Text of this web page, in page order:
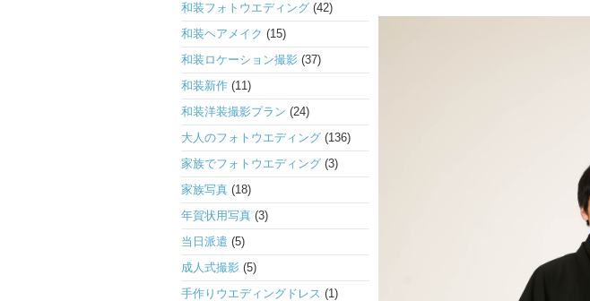
和装フォトウエディング (42)
和装ヘアメイク (15)
和装ロケーション撮影 (37)
和装新作 (11)
和装洋装撮影プラン (24)
大人のフォトウエディング (136)
家族でフォトウエディング (3)
家族写真 (18)
年賀状用写真 (3)
当日派遣 (5)
成人式撮影 (5)
手作りウエディングドレス (1)